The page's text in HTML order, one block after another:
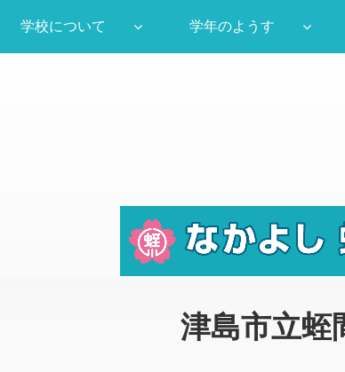
学校について 学年のようす